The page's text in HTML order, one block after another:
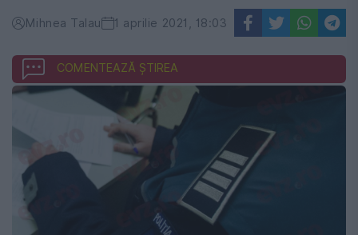
Mihnea Talau 1 aprilie 2021, 18:03
COMENTEAZĂ ȘTIREA